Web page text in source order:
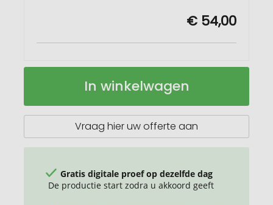
€ 54,00
VINGA
Santoku
Op
In winkelwagen
Vraag hier uw offerte aan
Gratis digitale proef op dezelfde dag
De productie start zodra u akkoord geeft